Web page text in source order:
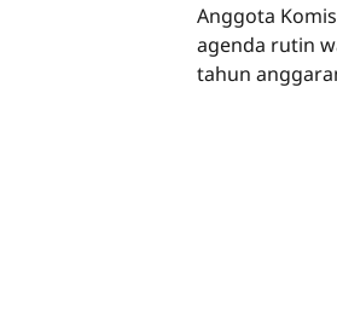
Anggota
agenda rutin
tahun